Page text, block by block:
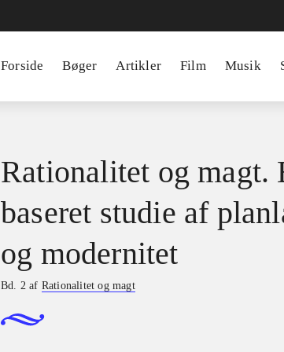
Forside Bøger Artikler Film Musik
Rationalitet og magt.
baseret studie af
og modernitet
Bd. 2 af Rationalitet og magt